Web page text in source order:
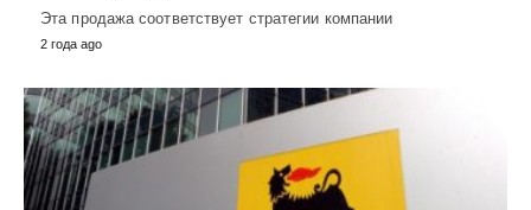
Эта продажа соответствует стратегии компании
2 года ago